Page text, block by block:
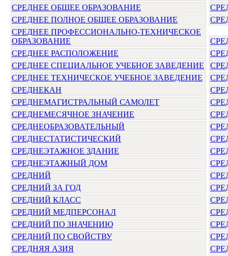
СРЕДНЕЕ ОБЩЕЕ ОБРАЗОВАНИЕ
СРЕДНЕЕ ПОЛНОЕ ОБЩЕЕ ОБРАЗОВАНИЕ
СРЕДНЕЕ ПРОФЕССИОНАЛЬНО-ТЕХНИЧЕСКОЕ
ОБРАЗОВАНИЕ
СРЕДНЕЕ РАСПОЛОЖЕНИЕ
СРЕДНЕЕ СПЕЦИАЛЬНОЕ УЧЕБНОЕ ЗАВЕДЕНИЕ
СРЕДНЕЕ ТЕХНИЧЕСКОЕ УЧЕБНОЕ ЗАВЕДЕНИЕ
СРЕДНЕКАН
СРЕДНЕМАГИСТРАЛЬНЫЙ САМОЛЕТ
СРЕДНЕМЕСЯЧНОЕ ЗНАЧЕНИЕ
СРЕДНЕОБРАЗОВАТЕЛЬНЫЙ
СРЕДНЕСТАТИСТИЧЕСКИЙ
СРЕДНЕЭТАЖНОЕ ЗДАНИЕ
СРЕДНЕЭТАЖНЫЙ ДОМ
СРЕДНИЙ
СРЕДНИЙ ЗА ГОД
СРЕДНИЙ КЛАСС
СРЕДНИЙ МЕДПЕРСОНАЛ
СРЕДНИЙ ПО ЗНАЧЕНИЮ
СРЕДНИЙ ПО СВОЙСТВУ
СРЕДНЯЯ АЗИЯ